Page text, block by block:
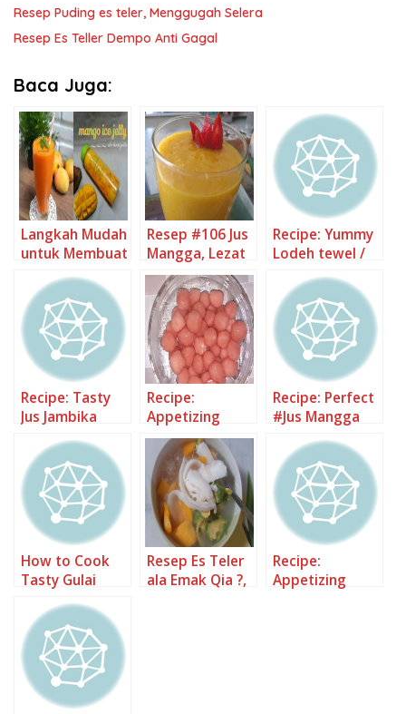
Resep Puding es teler, Menggugah Selera
Resep Es Teller Dempo Anti Gagal
Baca Juga:
Langkah Mudah
untuk Membuat
Jus mangga
buatan suami ?
Anti Gagal
Resep #106 Jus
Mangga, Lezat
Sekali
Recipe: Yummy
Lodeh tewel /
nangka muda
Recipe: Tasty
Jus Jambika
(Jambu Biji
Nangka)
Recipe:
Appetizing
Boba mangga
Recipe: Perfect
#Jus Mangga
Kulit Pisang
How to Cook
Tasty Gulai
Ayam dan
Nangka Muda
ala Padang
Resep Es Teler
ala Emak Qia ?,
Recipe:
Appetizing